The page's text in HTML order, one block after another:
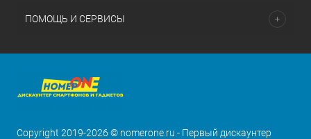
ПОМОЩЬ И СЕРВИСЫ
Copyright 2019-2026 © nomerone.ru - Первый дискаунтер